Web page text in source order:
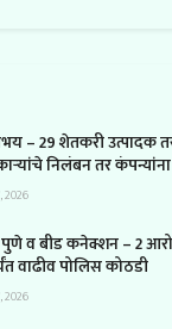
– 29 शेतकरी उत्पादक
निलंबन तर कंपन्यांना
2026
व बीड कनेक्शन – 2
वाढीव पोलिस कोठडी
2026